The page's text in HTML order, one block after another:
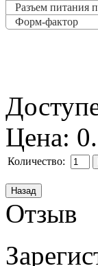
Разъем питания
Форм-фактор
Цена:
Количество:
Отзыв